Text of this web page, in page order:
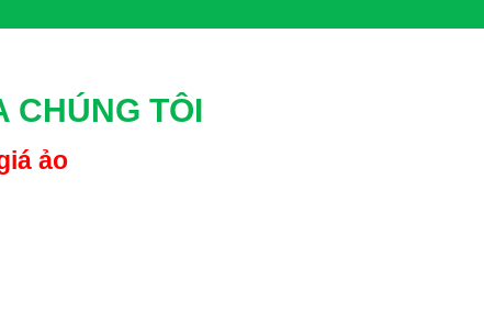
hoàn tất công việc, họ mới đưa ra tổng chi phí bao
làm xong rồi”, gây áp lực buộc khách phải thanh
tin với khách hàng. Họ phát hành phiếu thu, phiếu
hệ thì không tìm được đơn vị thực sự đứng ra chịu
CHÚNG TÔI
ảo